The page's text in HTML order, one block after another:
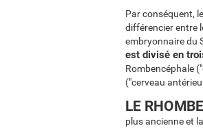
Par conséquent,
différencier entre
embryonnaire du
est divisé en
Rombencéphale
("cerveau
LE
plus ancienne et